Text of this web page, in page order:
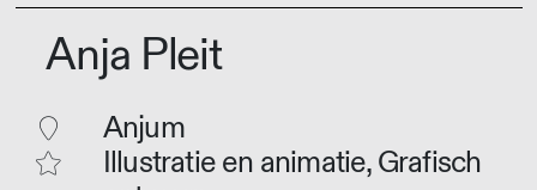
Anja Pleit
Anjum
Illustratie en animatie, Grafisch